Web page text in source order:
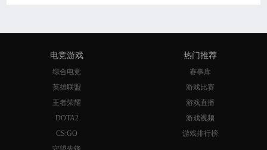
电竞游戏
综合电竞
英雄联盟
王者荣耀
DOTA2
CS:GO
热门推荐
赛事库
游戏比赛
游戏直播
游戏视频
游戏排行榜